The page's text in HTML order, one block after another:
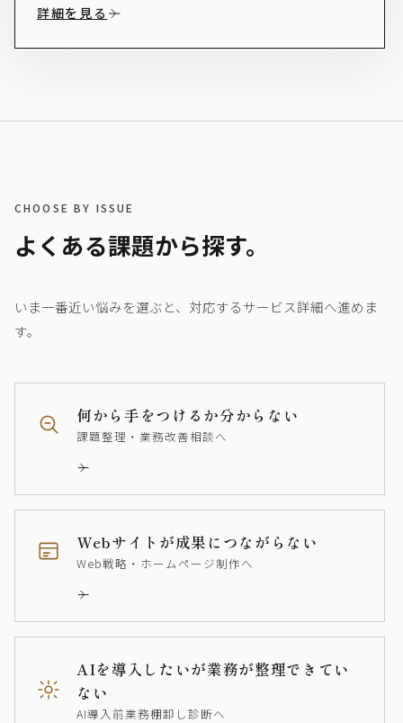
詳細を見る
CHOOSE BY ISSUE
よくある課題から探す。
いま一番近い悩みを選ぶと、対応するサービス詳細へ進めま
す。
何から手をつけるか分からない
課題整理・業務改善相談へ
Webサイトが成果につながらない
Web戦略・ホームページ制作へ
AIを導入したいが業務が整理できてい
ない
AI導入前業務棚卸し診断へ